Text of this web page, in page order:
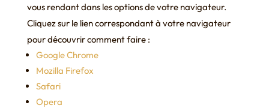
vous rendant dans les options de votre navigateur.
Cliquez sur le lien correspondant à votre navigateur
pour découvrir comment faire :
Google Chrome
Mozilla Firefox
Safari
Opera